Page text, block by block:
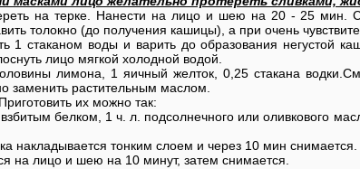
на терке. Нанести на лицо и шею на 20 - 25 мин.
толокно (до получения кашицы), а при очень
1 стаканом воды и варить до образования негустой
лицо мягкой холодной водой.
лимона, 1 яичный желток, 0,25 стакана
заменить растительным маслом.
их можно так:
белком, 1 ч. л. подсолнечного или оливкового
накладывается тонким слоем и через 10 мин снимается.
на лицо и шею на 10 минут, затем снимается.